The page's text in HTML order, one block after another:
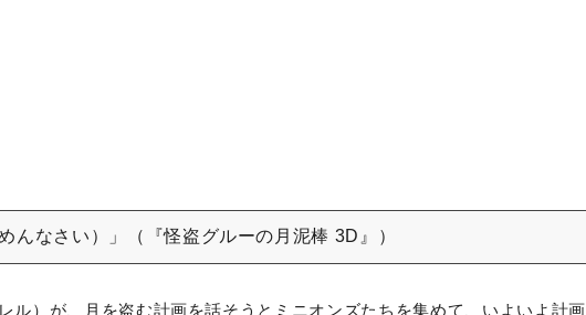
んなさい）」（『怪盗グルーの月泥棒 3D 』）
ル）が、月を盗む計画を話そうとミニオンズたちを集めて、いよいよ計画